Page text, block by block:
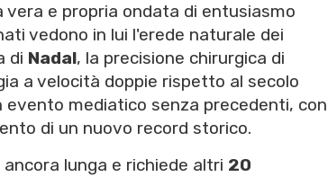
vera e propria ondata di entusiasmo
vedono in lui l'erede naturale dei
di Nadal, la precisione chirurgica di
a velocità doppie rispetto al secolo
mediatico senza precedenti, con
di un nuovo record storico.
ancora lunga e richiede altri 20